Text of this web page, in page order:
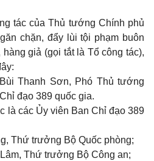
tác của Thủ tướng Chính phủ
chặn, đẩy lùi tội phạm buôn
giả (gọi tắt là Tổ công tác),
Thanh Sơn, Phó Thủ tướng
đạo 389 quốc gia.
là các Ủy viên Ban Chỉ đạo 389
Thứ trưởng Bộ Quốc phòng;
Thứ trưởng Bộ Công an;